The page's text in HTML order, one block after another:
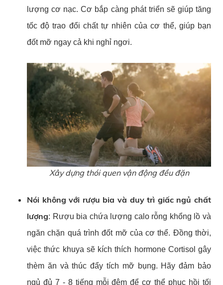
lượng cơ nạc. Cơ bắp càng phát triển sẽ giúp tăng
tốc độ trao đổi chất tự nhiên của cơ thể, giúp bạn
đốt mỡ ngay cả khi nghỉ ngơi.
Xây dựng thói quen vận động đều đặn
Nói không với rượu bia và duy trì giấc ngủ chất
lượng: Rượu bia chứa lượng calo rỗng khổng lồ và
ngăn chặn quá trình đốt mỡ của cơ thể. Đồng thời,
việc thức khuya sẽ kích thích hormone Cortisol gây
thèm ăn và thúc đẩy tích mỡ bụng. Hãy đảm bảo
ngủ đủ 7 - 8 tiếng mỗi đêm để cơ thể phục hồi tối